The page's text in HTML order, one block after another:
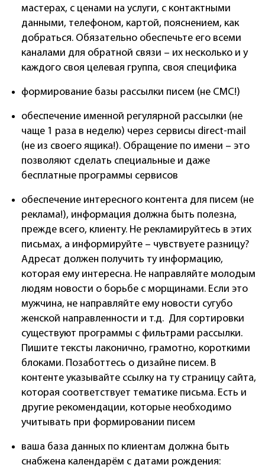
мастерах, с ценами на услуги, с контактными
данными, телефоном, картой, пояснением, как
добраться. Обязательно обеспечьте его всеми
каналами для обратной связи – их несколько и у
каждого своя целевая группа, своя специфика
формирование базы рассылки писем (не СМС!)
обеспечение именной регулярной рассылки (не
чаще 1 раза в неделю) через сервисы direct-mail
(не из своего ящика!). Обращение по имени – это
позволяют сделать специальные и даже
бесплатные программы сервисов
обеспечение интересного контента для писем (не
реклама!), информация должна быть полезна,
прежде всего, клиенту. Не рекламируйтесь в этих
письмах, а информируйте – чувствуете разницу?
Адресат должен получить ту информацию,
которая ему интересна. Не направляйте молодым
людям новости о борьбе с морщинами. Если это
мужчина, не направляйте ему новости сугубо
женской направленности и т.д. Для сортировки
существуют программы с фильтрами рассылки.
Пишите тексты лаконично, грамотно, короткими
блоками. Позаботтесь о дизайне писем. В
контенте указывайте ссылку на ту страницу сайта,
которая соответствует тематике письма. Есть и
другие рекомендации, которые необходимо
учитывать при формировании писем
ваша база данных по клиентам должна быть
снабжена календарём с датами рождения: